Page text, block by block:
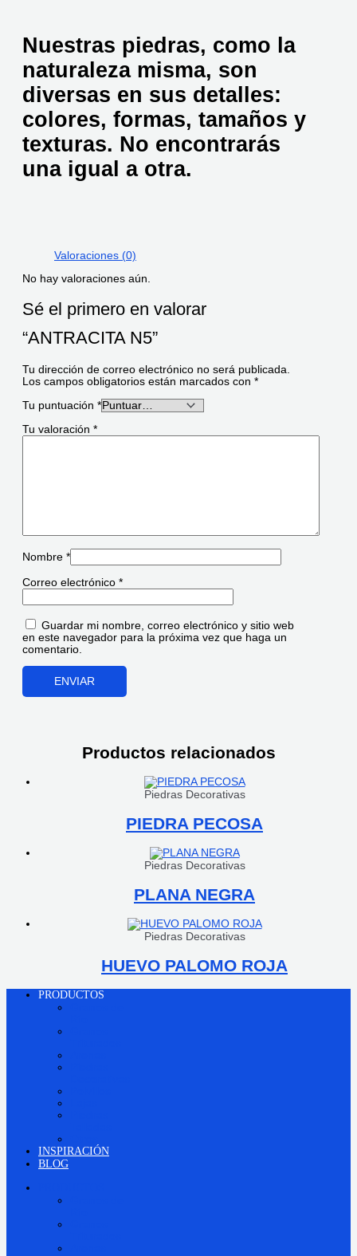
Nuestras piedras, como la
naturaleza misma, son
diversas en sus detalles:
colores, formas, tamaños y
texturas. No encontrarás
una igual a otra.
Valoraciones (0)
No hay valoraciones aún.
Sé el primero en valorar
“ANTRACITA N5”
Tu dirección de correo electrónico no será publicada.
Los campos obligatorios están marcados con *
Tu puntuación *
Tu valoración *
Nombre *
Correo electrónico *
Guardar mi nombre, correo electrónico y sitio web
en este navegador para la próxima vez que haga un
comentario.
Productos relacionados
Piedras Decorativas
PIEDRA PECOSA
Piedras Decorativas
PLANA NEGRA
Piedras Decorativas
HUEVO PALOMO ROJA
PRODUCTOS
INSPIRACIÓN
BLOG